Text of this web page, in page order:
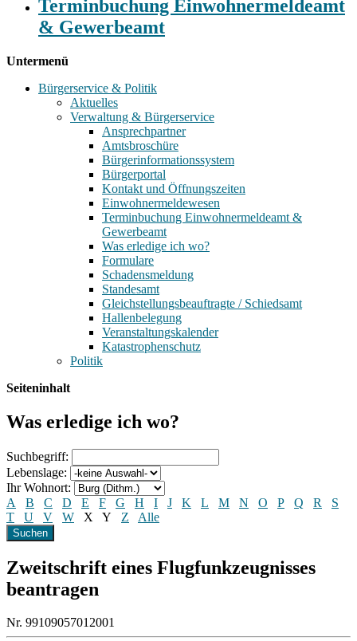
Terminbuchung Einwohnermeldeamt
& Gewerbeamt
Untermenü
Bürgerservice & Politik
Aktuelles
Verwaltung & Bürgerservice
Ansprechpartner
Amtsbroschüre
Bürgerinformationssystem
Bürgerportal
Kontakt und Öffnungszeiten
Einwohnermeldewesen
Terminbuchung Einwohnermeldeamt &
Gewerbeamt
Was erledige ich wo?
Formulare
Schadensmeldung
Standesamt
Gleichstellungsbeauftragte / Schiedsamt
Hallenbelegung
Veranstaltungskalender
Katastrophenschutz
Politik
Seiteninhalt
Was erledige ich wo?
Suchbegriff:
Lebenslage:
Ihr Wohnort:
A
B C D E F G H I J K L M N O P Q R
S
T
U V W X Y Z Alle
Zweitschrift eines Flugfunkzeugnisses
beantragen
Nr. 99109057012001